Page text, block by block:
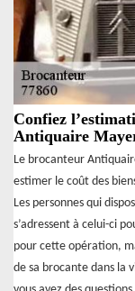
Confiez
Antiquaire
Le brocanteur
estimer le coût des
Les personnes qui
s’adressent à celui-ci
pour cette opération,
de sa brocante dans la